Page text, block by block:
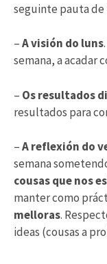
seguinte pauta de
–A visión do luns
semana, a acadar
– Os resultados
resultados para
–A reflexión do
semana
cousas que nos
manter como
melloras.
ideas (cousas a